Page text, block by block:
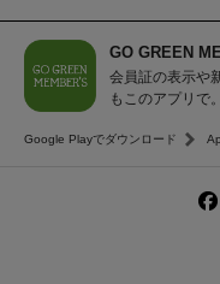
GO GREEN
会員証の表示や
もこのアプリで。
Google Playでダウンロード